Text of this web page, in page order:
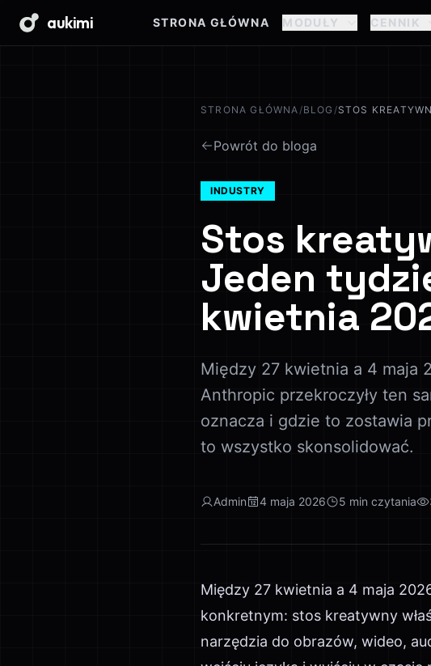
aukimi STRONA GŁÓWNA MODUŁY CENNIK
STRONA GŁÓWNA /BLOG /STOS
Powrót do bloga
INDUSTRY
Stos
Jeden
kwietnia
Między 27 kwietnia a 4 maja
Anthropic przekroczyły ten
oznacza i gdzie to zostawia
to wszystko skonsolidować.
Admin 4 maja 2026 5 min czytania
Między 27 kwietnia a 4 maja
konkretnym: stos kreatywny
narzędzia do obrazów, wideo,